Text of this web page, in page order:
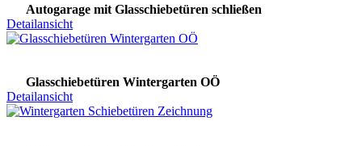
Autogarage mit Glasschiebetüren schließen
Detailansicht
Glasschiebetüren Wintergarten OÖ
Detailansicht